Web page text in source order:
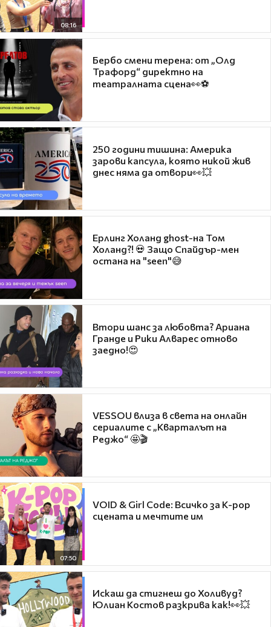
08:16
Бербо смени терена: от „Олд
Трафорд“ директно на
театралната сцена👀⚽
250 години тишина: Америка
зарови капсула, която никой жив
днес няма да отвори👀💥
Ерлинг Холанд ghost-на Том
Холанд?! 💀 Защо Спайдър-мен
остана на "seen"😅
Втори шанс за любовта? Ариана
Гранде и Рики Алварес отново
заедно!😍
VESSOU влиза в света на онлайн
сериалите с „Кварталът на
Реджо“ 🤩🎬
07:50
VOID & Girl Code: Всичко за K-pop
сцената и мечтите им
Искаш да стигнеш до Холивуд?
Юлиан Костов разкрива как!👀💥